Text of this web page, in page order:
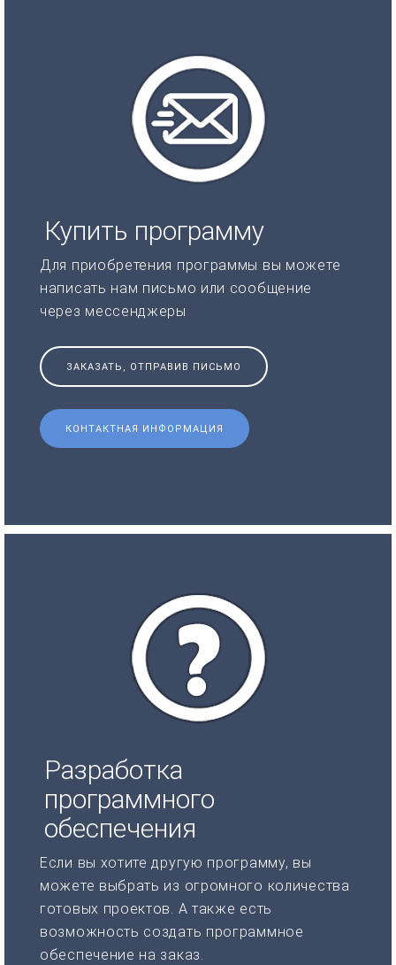
Купить программу
Для приобретения программы вы можете
написать нам письмо или сообщение
через мессенджеры
ЗАКАЗАТЬ, ОТПРАВИВ ПИСЬМО
КОНТАКТНАЯ ИНФОРМАЦИЯ
Разработка
программного
обеспечения
Если вы хотите другую программу, вы
можете выбрать из огромного количества
готовых проектов. А также есть
возможность создать программное
обеспечение на заказ.